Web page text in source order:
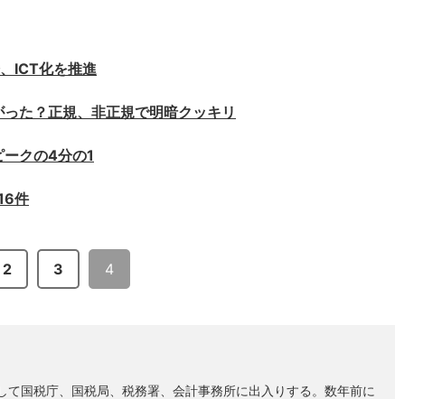
ICT化を推進
た？正規、非正規で明暗クッキリ
クの4分の1
件
2 3 4
て国税庁、国税局、税務署、会計事務所に出入りする。数年前に